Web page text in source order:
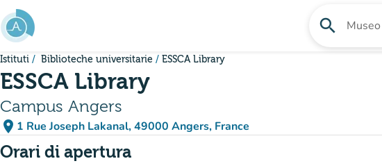
Vai al contenuto principale
search Cerca
Istituti Biblioteche universitarie ESSCA Library
ESSCA Library
Campus Angers
place 1 Rue Joseph Lakanal, 49000 Angers, France
(apri in Google Maps)
(nuova scheda)
Orari di apertura